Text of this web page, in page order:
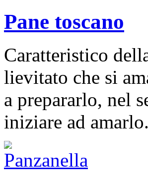
Pane toscano
Caratteristico
lievitato che si
a prepararlo, nel
iniziare ad amarlo.